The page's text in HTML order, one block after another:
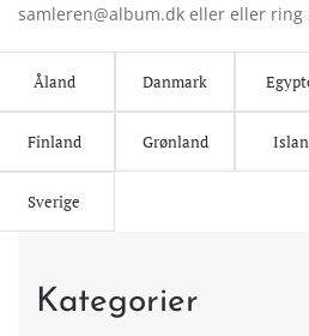
samleren@album.dk eller eller ring
Åland Danmark
Finland Grønland
Sverige
Kategorier